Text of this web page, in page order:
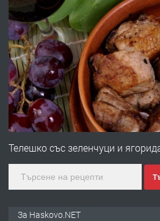
ПРЕДЛАГА
Давам
без брокери
ПРЕДЛАГА Под НАЕМ
Телешко със зеленчуци и
За Haskovo.NET